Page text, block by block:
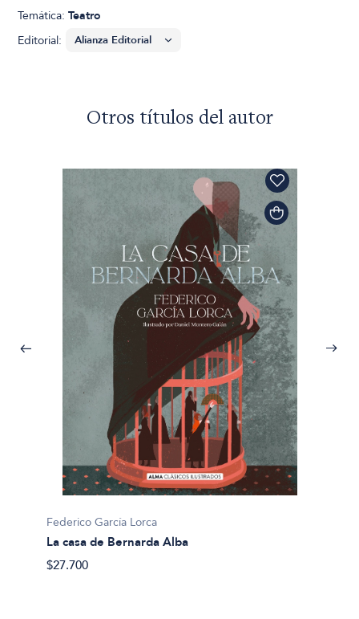
Temática:Teatro
Editorial:
Otros títulos del autor
Federico García Lorca
La casa de Bernarda Alba
$27.700